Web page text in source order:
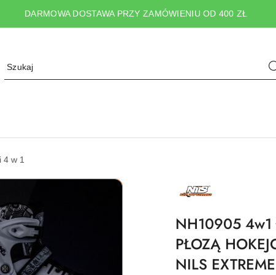
DARMOWA DOSTAWA PRZY ZAMÓWIENIU OD 400 ZŁ
4 w 1
PRODUCENTA:
NILS
NH10905 4w1
PŁOZĄ
NILS EXTREME